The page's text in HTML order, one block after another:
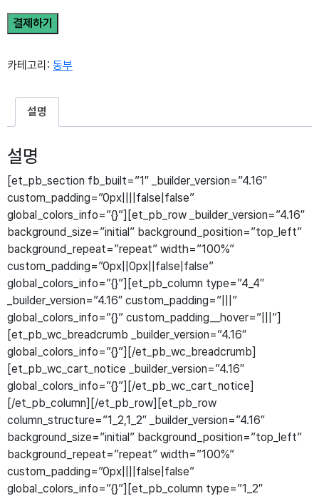
결제하기
카테고리: 동부
설명
설명
[et_pb_section fb_built=”1″ _builder_version=”4.16″
custom_padding=”0px||||false|false”
global_colors_info=”{}”][et_pb_row _builder_version=”4.16″
background_size=”initial” background_position=”top_left”
background_repeat=”repeat” width=”100%”
custom_padding=”0px||0px||false|false”
global_colors_info=”{}”][et_pb_column type=”4_4″
_builder_version=”4.16″ custom_padding=”|||”
global_colors_info=”{}” custom_padding__hover=”|||”]
[et_pb_wc_breadcrumb _builder_version=”4.16″
global_colors_info=”{}”][/et_pb_wc_breadcrumb]
[et_pb_wc_cart_notice _builder_version=”4.16″
global_colors_info=”{}”][/et_pb_wc_cart_notice]
[/et_pb_column][/et_pb_row][et_pb_row
column_structure=”1_2,1_2″ _builder_version=”4.16″
background_size=”initial” background_position=”top_left”
background_repeat=”repeat” width=”100%”
custom_padding=”0px||||false|false”
global_colors_info=”{}”][et_pb_column type=”1_2″